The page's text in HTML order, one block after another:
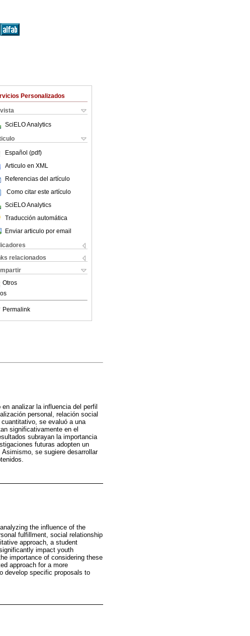
Personalizados
SciELO Analytics
Español (pdf)
Articulo en XML
Referencias del artículo
Como citar este artículo
SciELO Analytics
Traducción automática
Enviar articulo por email
relacionados
Otros
Permalink
analizar la influencia del perfil
personal, relación social
se evaluó a una
significativamente en el
subrayan la importancia
futuras adopten un
se sugiere desarrollar
the influence of the
fulfillment, social relationship
approach, a student
impact youth
importance of considering these
approach for a more
develop specific proposals to